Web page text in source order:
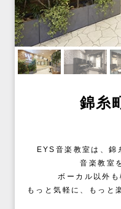
錦糸
EYS音楽教室は、錦
音楽教室
ボーカル以外も
もっと気軽に、もっと